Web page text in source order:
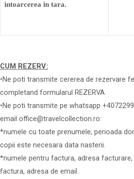
intoarcerea in tara.
CUM REZERV:
•Ne poti transmite cererea de rezervare
completand formularul REZERVA
•Ne poti transmite pe whatsapp
email office@travelcollection.ro:
*numele cu toate prenumele, perioada
copii este necesara data nasterii.
*numele pentru factura, adresa facturare,
factura, adresa de email.